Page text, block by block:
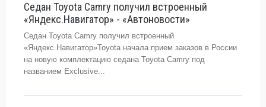
Седан Toyota Camry получил встроенный
«Яндекс.Навигатор» - «Автоновости»
Седан Toyota Camry получил встроенный
«Яндекс.Навигатор»Toyota начала прием заказов в России
на новую комплектацию седана Toyota Camry под
названием Exclusive...